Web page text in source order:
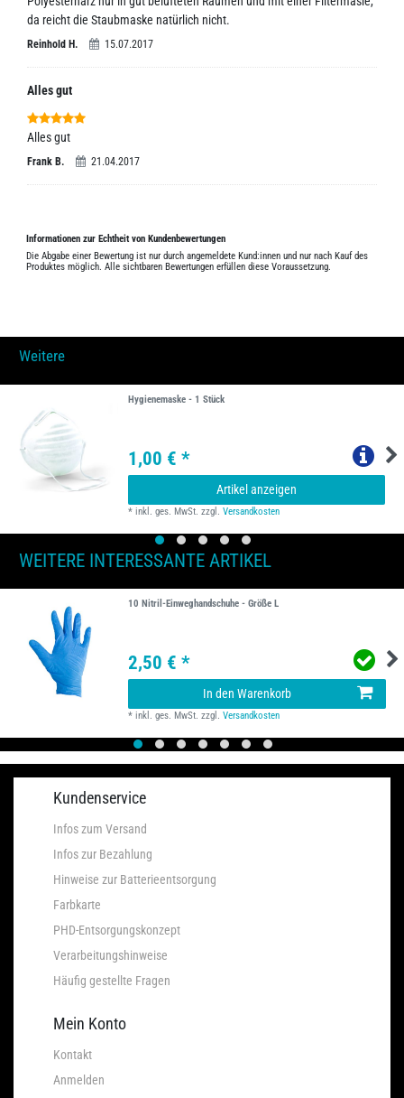
da reicht die Staubmaske natürlich nicht.
Reinhold H. 15.07.2017
Alles gut
Alles gut
Frank B. 21.04.2017
Informationen zur Echtheit von Kundenbewertungen
Die Abgabe einer Bewertung ist nur durch angemeldete Kund:innen und nur nach Kauf des
Produktes möglich. Alle sichtbaren Bewertungen erfüllen diese Voraussetzung.
Weitere
Hygienemaske - 1 Stück
1,00 € *
Artikel anzeigen
*inkl. ges. MwSt. zzgl.Versandkosten
WEITERE INTERESSANTE ARTIKEL
10 Nitril-Einweghandschuhe - Größe L
2,50 € *
In den Warenkorb
*inkl. ges. MwSt. zzgl.Versandkosten
Kundenservice
Infos zum Versand
Infos zur Bezahlung
Hinweise zur Batterieentsorgung
Farbkarte
PHD-Entsorgungskonzept
Verarbeitungshinweise
Häufig gestellte Fragen
Mein Konto
Kontakt
Anmelden